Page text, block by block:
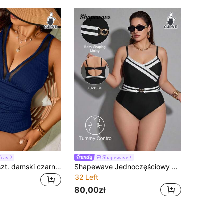
Swim Vcay 1 szt. damski czarny jednoczęściowy kostium kąpielowy w dużym rozmiarze
Shapewave
Shapewave Jednoczęściowy kostium kąpielowy w kontrastowym kolorze, w dużych rozmiarach, z metalową klamrą
32 Left
80,00zł